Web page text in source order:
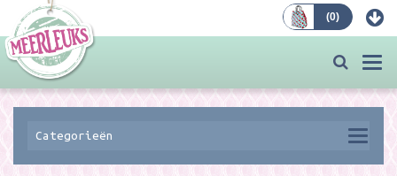
(0)
Categorieën